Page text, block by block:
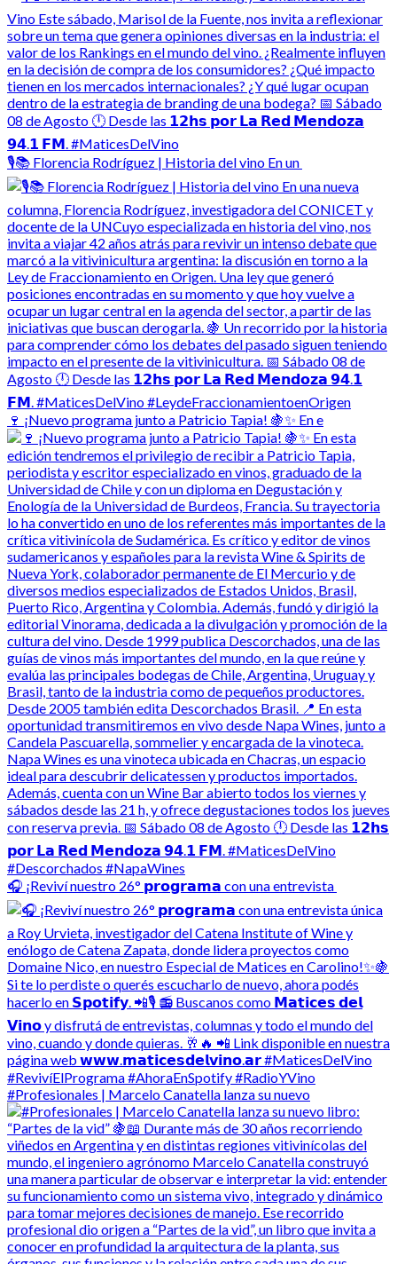
🎙️📚 Florencia Rodríguez | Historia del vino En un
🍷 ¡Nuevo programa junto a Patricio Tapia! 🍇✨ En e
🎧 ¡Reviví nuestro 26° 𝗽𝗿𝗼𝗴𝗿𝗮𝗺𝗮 con una entrevista
#Profesionales | Marcelo Canatella lanza su nuevo